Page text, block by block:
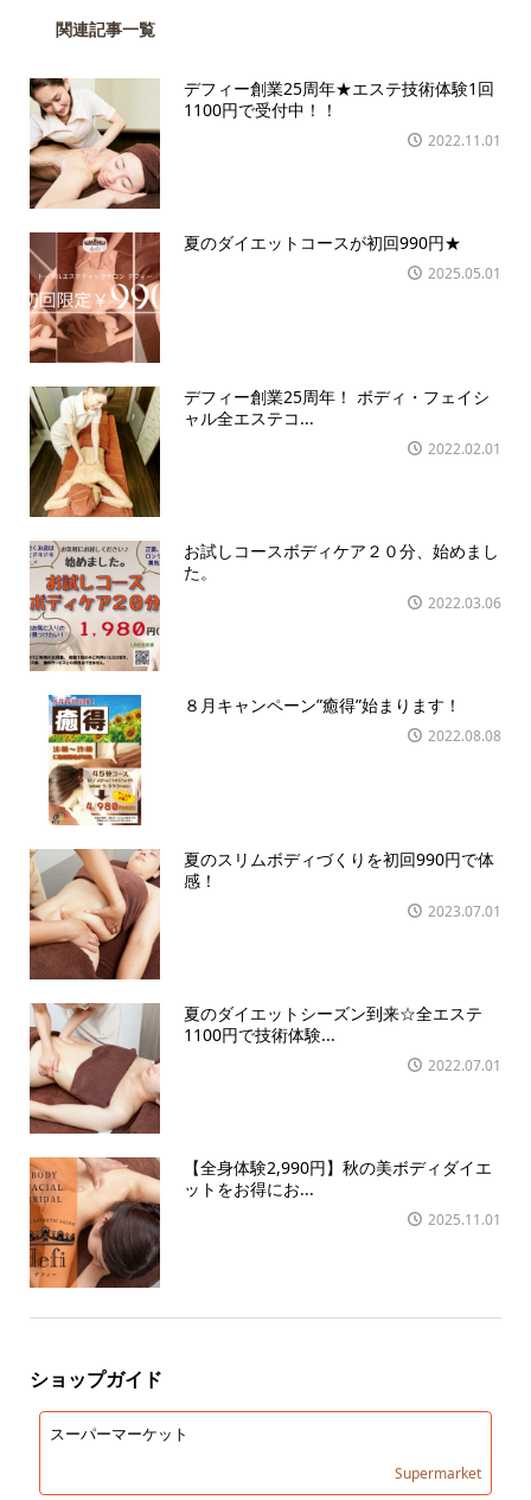
関連記事一覧
デフィー創業25周年★エステ技術体験1回
1100円で受付中！！
2022.11.01
夏のダイエットコースが初回990円★
2025.05.01
デフィー創業25周年！ ボディ・フェイシ
ャル全エステコ...
2022.02.01
お試しコースボディケア２０分、始めまし
た。
2022.03.06
８月キャンペーン”癒得”始まります！
2022.08.08
夏のスリムボディづくりを初回990円で体
感！
2023.07.01
夏のダイエットシーズン到来☆全エステ
1100円で技術体験...
2022.07.01
【全身体験2,990円】秋の美ボディダイエ
ットをお得にお...
2025.11.01
ショップガイド
スーパーマーケット
Supermarket